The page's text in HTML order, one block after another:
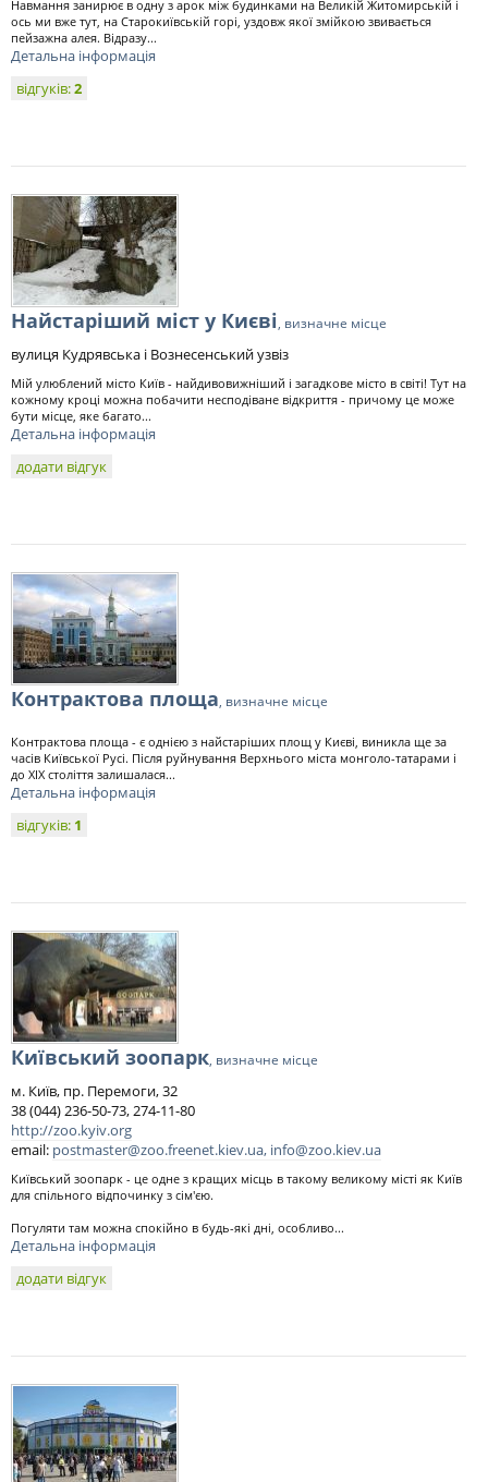
Навмання занирює в одну з арок між будинками на Великій Житомирській і
ось ми вже тут, на Старокиївській горі, уздовж якої змійкою звивається
пейзажна алея. Відразу...
Детальна інформація
відгуків:2
Найстаріший міст у Києві, визначне місце
вулиця Кудрявська і Вознесенський узвіз
Мій улюблений місто Київ - найдивовижніший і загадкове місто в світі! Тут на
кожному кроці можна побачити несподіване відкриття - причому це може
бути місце, яке багато...
Детальна інформація
додати відгук
Контрактова площа, визначне місце
Контрактова площа - є однією з найстаріших площ у Києві, виникла ще за
часів Київської Русі. Після руйнування Верхнього міста монголо-татарами і
до XIX століття залишалася...
Детальна інформація
відгуків: 1
Київський зоопарк, визначне місце
м. Київ, пр. Перемоги, 32
38 (044) 236-50-73, 274-11-80
http://zoo.kyiv.org
email: postmaster@zoo.freenet.kiev.ua, info@zoo.kiev.ua
Київський зоопарк - це одне з кращих місць в такому великому місті як Київ
для спільного відпочинку з сім'єю.
Погуляти там можна спокійно в будь-які дні, особливо...
Детальна інформація
додати відгук